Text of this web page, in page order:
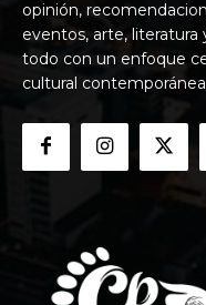
opinión,
eventos, arte, literatura
todo con un enfoque
cultural contemporánea